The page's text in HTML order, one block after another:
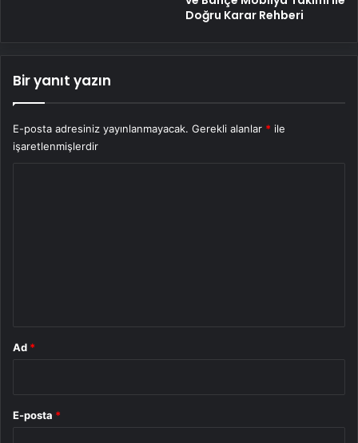
Doğru Karar Rehberi
Bir yanıt yazın
E-posta adresiniz yayınlanmayacak. Gerekli alanlar * ile
işaretlenmişlerdir
Ad *
E-posta *